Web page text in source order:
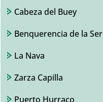
Cabeza del Buey
Benquerencia de la
La Nava
Zarza Capilla
Puerto Hurraco